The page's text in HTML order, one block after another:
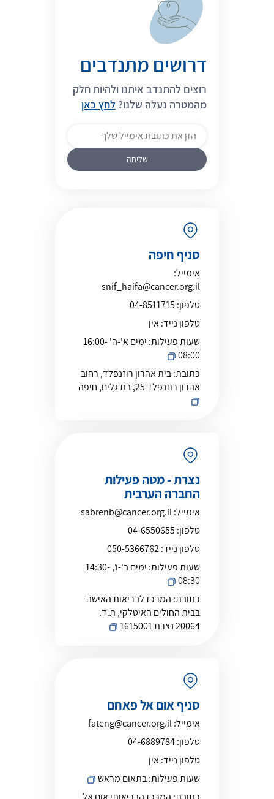
דרושים מתנדבים
רוצים להתנדב איתנו ולהיות חלק
מהמטרה נעלה שלנו? לחץ כאן
סניף חיפה
אימייל:
snif_haifa@cancer.org.il
טלפון: 04-8511715
טלפון נייד:אין
שעות פעילות:
ימים א'-ה' 16:00-
08:00
כתובת:בית אהרון רוזנפלד, רחוב
אהרון רוזנפלד 25, בת גלים, חיפה
נצרת - מטה פעילות
החברה הערבית
אימייל:sabrenb@cancer.org.il
טלפון: 04-6550655
טלפון נייד:050-5366762
שעות פעילות:
ימים ב'-ו', 14:30-
08:30
כתובת: המרכז לבריאות האישה
בבית החולים האיטלקי, ת.ד.
20064 נצרת 1615001
סניף אום אל פאחם
אימייל:fateng@cancer.org.il
טלפון:04-6889784
טלפון נייד:אין
שעות פעילות:בתאום מראש